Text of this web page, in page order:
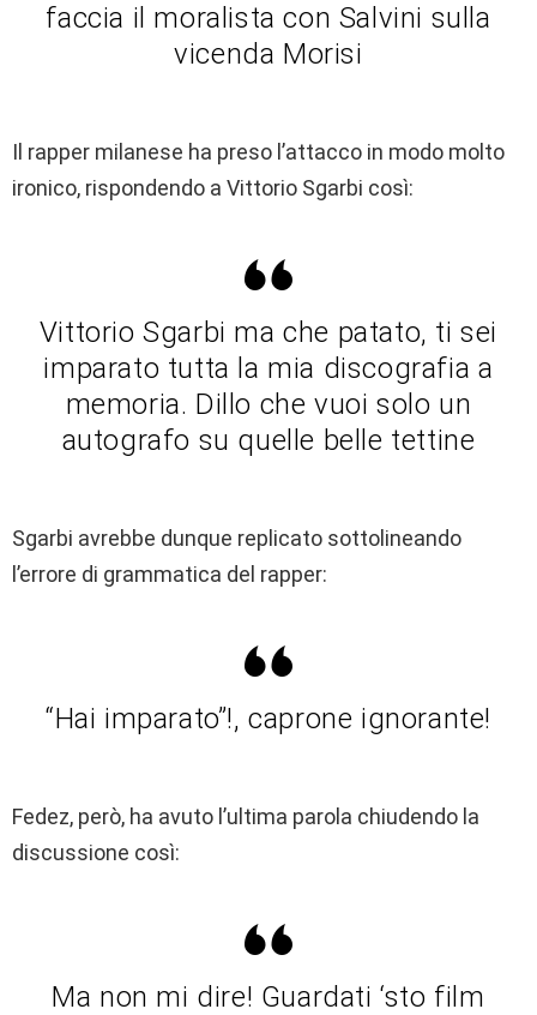
faccia il moralista con Salvini sulla
vicenda Morisi
Il rapper milanese ha preso l’attacco in modo molto
ironico, rispondendo a Vittorio Sgarbi così:
Vittorio Sgarbi ma che patato, ti sei
imparato tutta la mia discografia a
memoria. Dillo che vuoi solo un
autografo su quelle belle tettine
Sgarbi avrebbe dunque replicato sottolineando
l’errore di grammatica del rapper:
“Hai imparato”!, caprone ignorante!
Fedez, però, ha avuto l’ultima parola chiudendo la
discussione così:
Ma non mi dire! Guardati ‘sto film